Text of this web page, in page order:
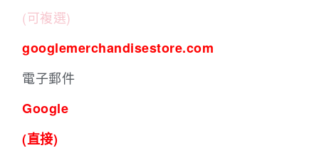
(可複選)
googlemerchandisestore.com
電子郵件
Google
(直接)